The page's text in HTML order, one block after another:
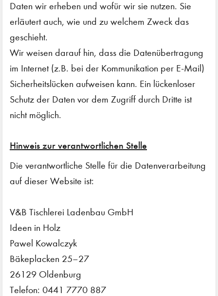
Daten wir erheben und wofür wir sie nutzen. Sie
erläutert auch, wie und zu welchem Zweck das
geschieht.
Wir weisen darauf hin, dass die Datenübertragung
im Internet (z.B. bei der Kommunikation per E-Mail)
Sicherheitslücken aufweisen kann. Ein lückenloser
Schutz der Daten vor dem Zugriff durch Dritte ist
nicht möglich.
Hinweis zur verantwortlichen Stelle
Die verantwortliche Stelle für die Datenverarbeitung
auf dieser Website ist:
V&B Tischlerei Ladenbau GmbH
Ideen in Holz
Pawel Kowalczyk
Bäkeplacken 25–27
26129 Oldenburg
Telefon: 0441 7770 887